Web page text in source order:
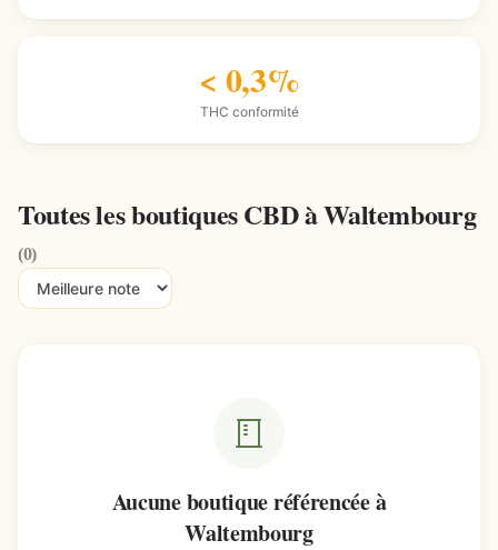
< 0,3%
THC conformité
Toutes les boutiques CBD à Waltembourg
(0)
Aucune boutique référencée à
Waltembourg